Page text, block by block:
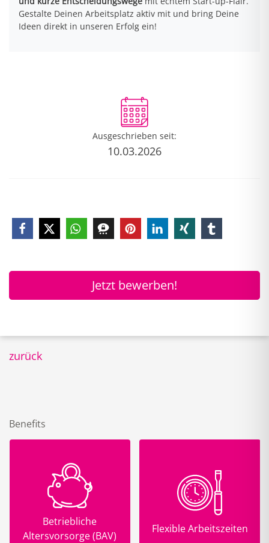
Gestalte Deinen Arbeitsplatz aktiv mit und bring Deine
Ideen direkt in unseren Erfolg ein!
Ausgeschrieben seit:
10.03.2026
Jetzt bewerben!
zurück
Benefits
Betriebliche
Altersvorsorge (BAV)
Flexible Arbeitszeiten